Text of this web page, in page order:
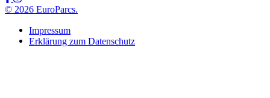
© 2026 EuroParcs.
Impressum
Erklärung zum Datenschutz